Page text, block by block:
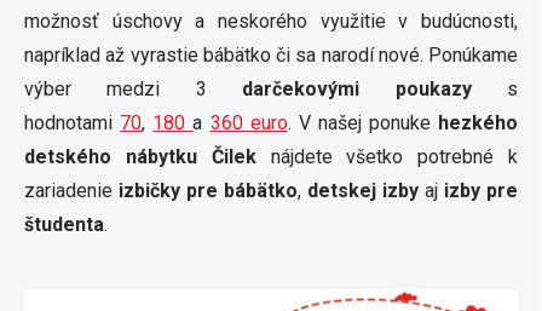
možnosť úschovy a neskorého využitie v budúcnosti,
napríklad až vyrastie bábätko či sa narodí nové. Ponúkame
výber medzi 3 darčekovými poukazys
hodnotami 70, 180a 360 euro. V našej ponukehezkého
detského nábytku Čileknájdete všetko potrebné k
zariadenie izbičky pre bábätko, detskej izby aj izby pre
študenta.